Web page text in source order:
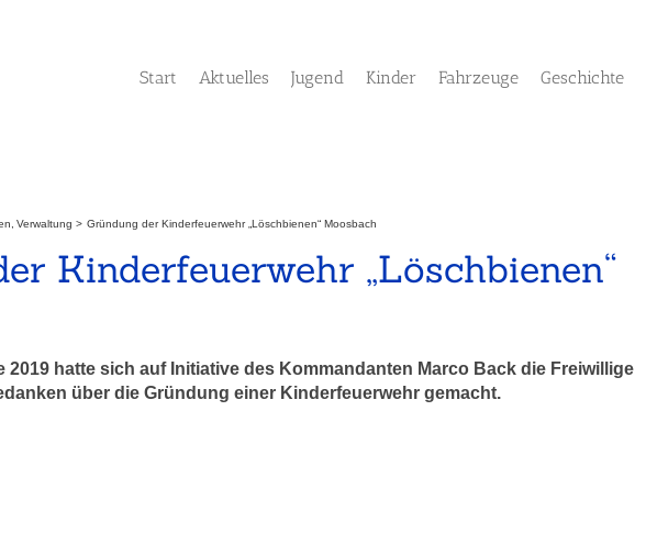
Start Aktuelles Jugend Kinder Fahrzeuge Geschichte
Verwaltung Gründung der Kinderfeuerwehr „Löschbienen“ Moosbach
Kinderfeuerwehr „Löschbienen“
2019 hatte sich auf Initiative des Kommandanten Marco Back die Freiwillige
über die Gründung einer Kinderfeuerwehr gemacht.